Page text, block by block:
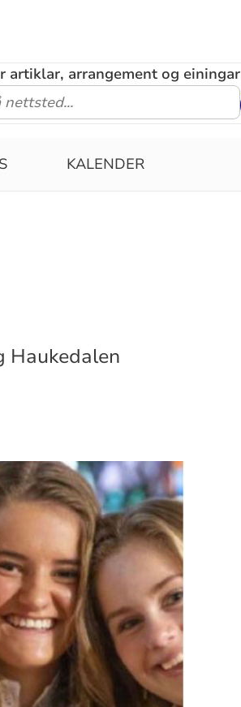
artiklar, arrangement og einingar
KALENDER
Haukedalen